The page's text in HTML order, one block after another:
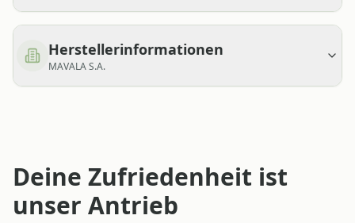
Herstellerinformationen
MAVALA S.A.
Deine Zufriedenheit ist
unser Antrieb